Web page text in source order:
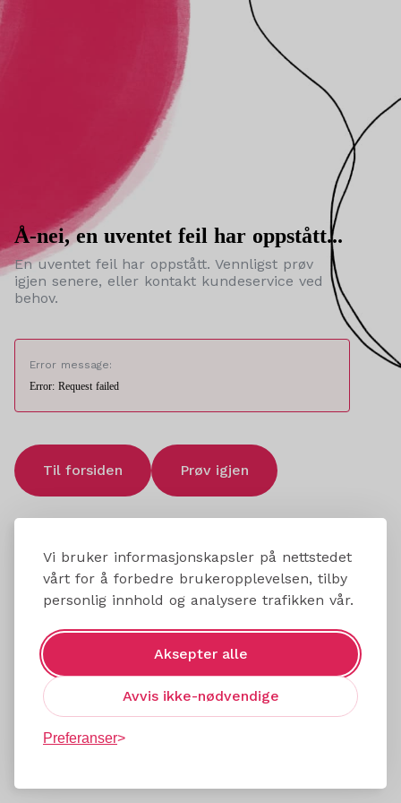
Vi bruker informasjonskapsler på nettstedet
vårt for å forbedre brukeropplevelsen, tilby
personlig innhold og analysere trafikken vår.
Aksepter alle
Avvis ikke-nødvendige
Preferanser
Å-nei, en uventet feil har oppstått...
En uventet feil har oppstått. Vennligst prøv
igjen senere, eller kontakt kundeservice ved
behov.
Error message:
Error: Request failed
Til forsiden Prøv igjen